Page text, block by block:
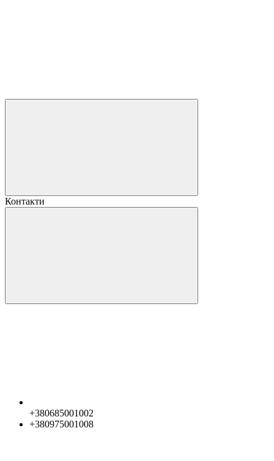
Контакти
+380685001002
+380975001008